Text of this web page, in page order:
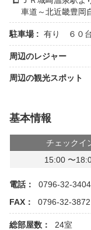
車道～北近畿豊岡
駐車場 : 有り ６０
周辺のレジャー
周辺の観光スポット
基本情報
チェックイ
15:00 〜
電話：
0796-32-3404
FAX：
0796-32-3872
総部屋数： 24室